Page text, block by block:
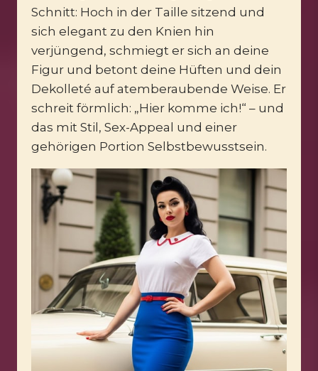
Schnitt: Hoch in der Taille sitzend und
sich elegant zu den Knien hin
verjüngend, schmiegt er sich an deine
Figur und betont deine Hüften und dein
Dekolleté auf atemberaubende Weise. Er
schreit förmlich: „Hier komme ich!“ – und
das mit Stil, Sex-Appeal und einer
gehörigen Portion Selbstbewusstsein.